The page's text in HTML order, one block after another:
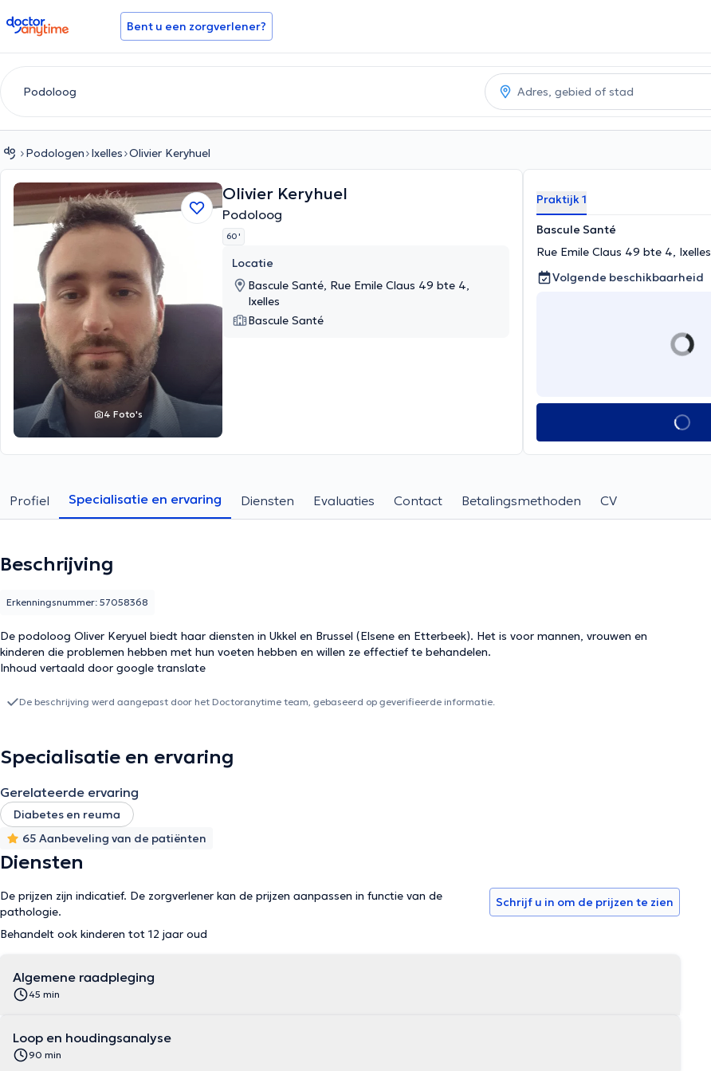
doctoranytime Bent u een zorgverlener?
Podologen Ixelles Olivier Keryhuel
4 Foto's
Olivier Keryhuel
Podoloog
60 '
Locatie
Bascule Santé, Rue Emile Claus 49 bte 4,
Ixelles
Bascule Santé
Praktijk 1
Bascule Santé
Rue Emile Claus 49 bte 4, Ixelles
Volgende beschikbaarheid
Profiel Specialisatie en ervaring Diensten Evaluaties Contact Betalingsmethoden CV
Beschrijving
De podoloog Oliver Keryuel biedt haar diensten in Ukkel en Brussel (Elsene en Etterbeek). Het is voor mannen, vrouwen en
kinderen die problemen hebben met hun voeten hebben en willen ze effectief te behandelen.
Inhoud vertaald door google translate
Erkenningsnummer: 57058368
De beschrijving werd aangepast door het Doctoranytime team, gebaseerd op geverifieerde informatie.
Specialisatie en ervaring
Gerelateerde ervaring
Diabetes en reuma
65 Aanbeveling van de patiënten
Diensten
De prijzen zijn indicatief. De zorgverlener kan de prijzen aanpassen in functie van de
pathologie.
Behandelt ook kinderen tot 12 jaar oud
Schrijf u in om de prijzen te zien
Algemene raadpleging
45 min
Loop en houdingsanalyse
90 min